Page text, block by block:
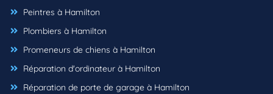
Peintres à Hamilton
Plombiers à Hamilton
Promeneurs de chiens à Hamilton
Réparation d'ordinateur à Hamilton
Réparation de porte de garage à Hamilton